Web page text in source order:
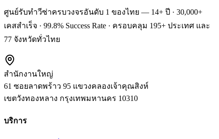
ศูนย์รับทำวีซ่าครบวงจรอันดับ 1 ของไทย — 14+ ปี · 30,000+
เคสสำเร็จ · 99.8% Success Rate · ครอบคลุม 195+ ประเทศ และ
77 จังหวัดทั่วไทย
สำนักงานใหญ่
61 ซอยลาดพร้าว 95 แขวงคลองเจ้าคุณสิงห์
เขตวังทองหลาง กรุงเทพมหานคร 10310
บริการ